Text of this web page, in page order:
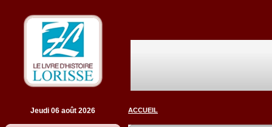
Jeudi 06 août 2026 ACCUEIL